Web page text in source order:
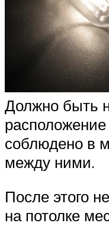
Должно быть
соблюдено в
между ними.
После этого
на потолке